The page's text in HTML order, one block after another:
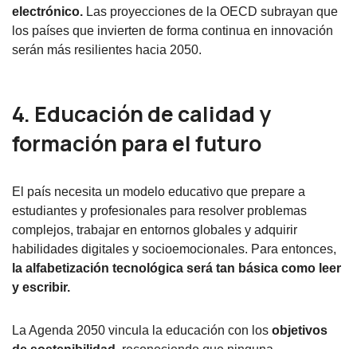
electrónico. Las proyecciones de la OECD subrayan que
los países que invierten de forma continua en innovación
serán más resilientes hacia 2050.
4. Educación de calidad y
formación para el futuro
El país necesita un modelo educativo que prepare a
estudiantes y profesionales para resolver problemas
complejos, trabajar en entornos globales y adquirir
habilidades digitales y socioemocionales. Para entonces,
la alfabetización tecnológica será tan básica como leer
y escribir.
La Agenda 2050 vincula la educación con los objetivos